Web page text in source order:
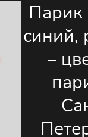
синий,
–